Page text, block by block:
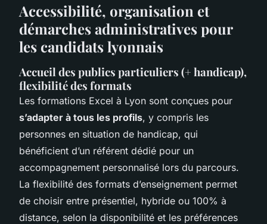
Accessibilité, organisation et
démarches administratives pour
les candidats lyonnais
Accueil des publics particuliers (+ handicap),
flexibilité des formats
Les formations Excel à Lyon sont conçues pour
s’adapter à tous les profils, y compris les
personnes en situation de handicap, qui
bénéficient d’un référent dédié pour un
accompagnement personnalisé lors du parcours.
La flexibilité des formats d’enseignement permet
de choisir entre présentiel, hybride ou 100% à
distance, selon la disponibilité et les préférences